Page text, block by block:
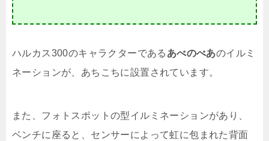
ハルカス300のキャラクターである あべのべあのイルミ
ネーションが、あちこちに設置されています。
また、フォトスポットの型イルミネーションがあり、
ベンチに座ると、センサーによって虹に包まれた背面